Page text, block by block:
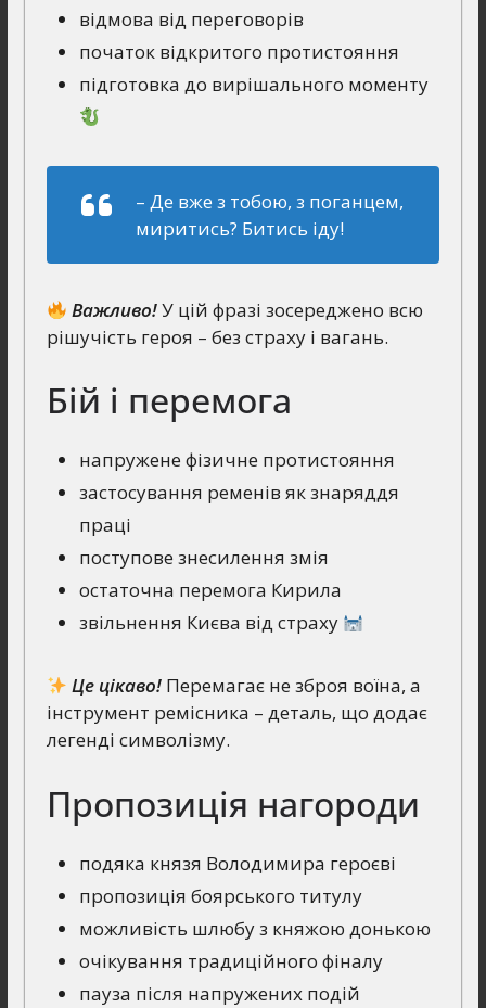
відмова від переговорів
початок відкритого протистояння
підготовка до вирішального моменту
– Де вже з тобою, з поганцем,
миритись? Битись іду!
Важливо!У цій фразі зосереджено всю
рішучість героя – без страху і вагань.
Бій і перемога
напружене фізичне протистояння
застосування ременів як знаряддя
праці
поступове знесилення змія
остаточна перемога Кирила
звільнення Києва від страху
Це цікаво! Перемагає не зброя воїна, а
інструмент ремісника – деталь, що додає
легенді символізму.
Пропозиція нагороди
подяка князя Володимира героєві
пропозиція боярського титулу
можливість шлюбу з княжою донькою
очікування традиційного фіналу
пауза після напружених подій